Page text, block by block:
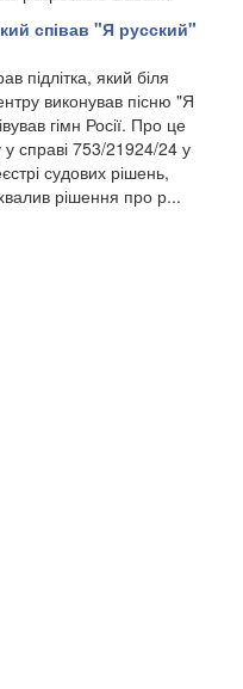
співав "Я русский"
підлітка, який біля
виконував пісню "Я
гімн Росії. Про це
у справі 753/21924/24 у
судових рішень,
рішення про р...